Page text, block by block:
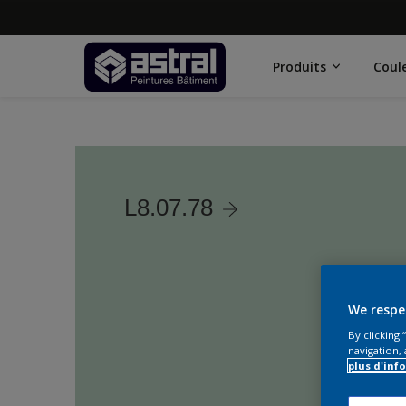
Produits
L8.07.78
We
By clicking
navigation,
plus